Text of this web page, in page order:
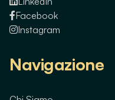
Facebook
Instagram
Navigazione